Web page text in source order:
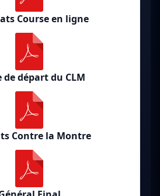
Course en ligne
de départ du CLM
Contre la Montre